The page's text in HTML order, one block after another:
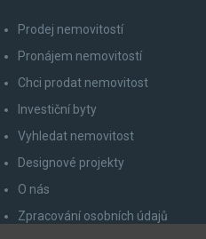
Prodej nemovitostí
Pronájem nemovitostí
Chci prodat nemovitost
Investiční byty
Vyhledat nemovitost
Designové projekty
O nás
Zpracování osobních údajů